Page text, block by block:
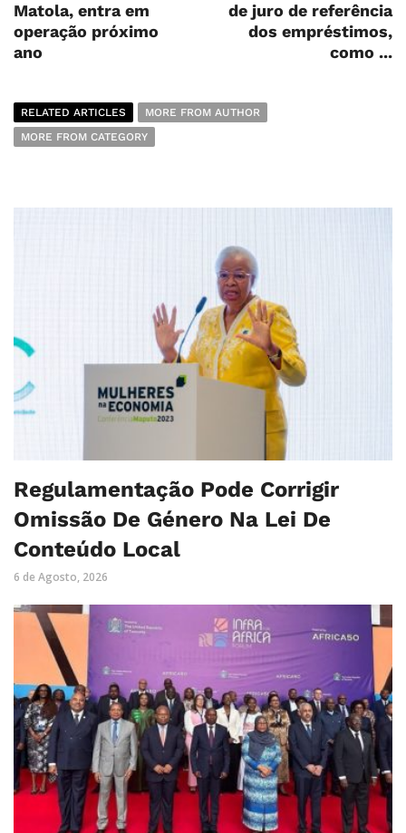
Matola, entra em
operação próximo
ano
de juro de referência
dos empréstimos,
como ...
RELATED ARTICLES
MORE FROM AUTHOR
MORE FROM CATEGORY
Regulamentação Pode Corrigir
Omissão De Género Na Lei De
Conteúdo Local
6 de Agosto, 2026